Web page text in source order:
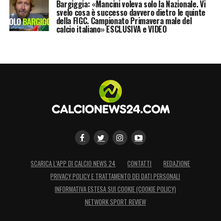
Bargiggia: «Mancini voleva solo la Nazionale. Vi
svelo cosa è successo davvero dietro le quinte
della FIGC. Campionato Primavera male del
calcio italiano» ESCLUSIVA e VIDEO
SCARICA L’APP DI CALCIO NEWS 24 CONTATTI
REDAZIONE
PRIVACY POLICY E TRATTAMENTO DEI DATI PERSONALI
INFORMATIVA ESTESA SUI COOKIE (COOKIE POLICY)
NETWORK SPORT REVIEW